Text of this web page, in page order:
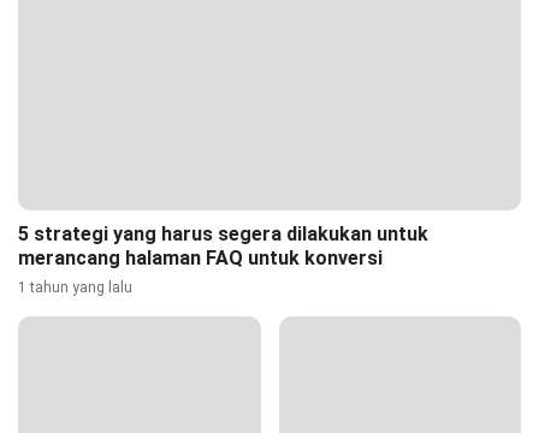
5 strategi yang harus segera dilakukan untuk
merancang halaman FAQ untuk konversi
1 tahun yang lalu